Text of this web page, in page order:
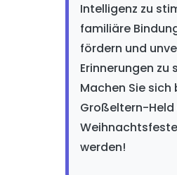
Intelligenz zu
familiäre
fördern und
Erinnerungen zu
Machen Sie sich
Großeltern-Held
werden!